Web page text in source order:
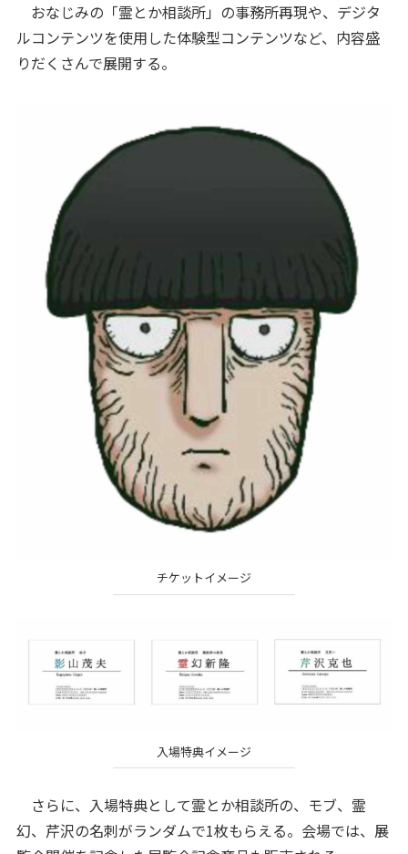
おなじみの「霊とか相談所」の事務所再現や、デジタ
ルコンテンツを使用した体験型コンテンツなど、内容盛
りだくさんで展開する。
チケットイメージ
入場特典イメージ
さらに、入場特典として霊とか相談所の、モブ、霊
幻、芹沢の名刺がランダムで1枚もらえる。会場では、展